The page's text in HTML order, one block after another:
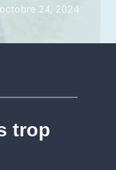
octobre 24, 2024
trop